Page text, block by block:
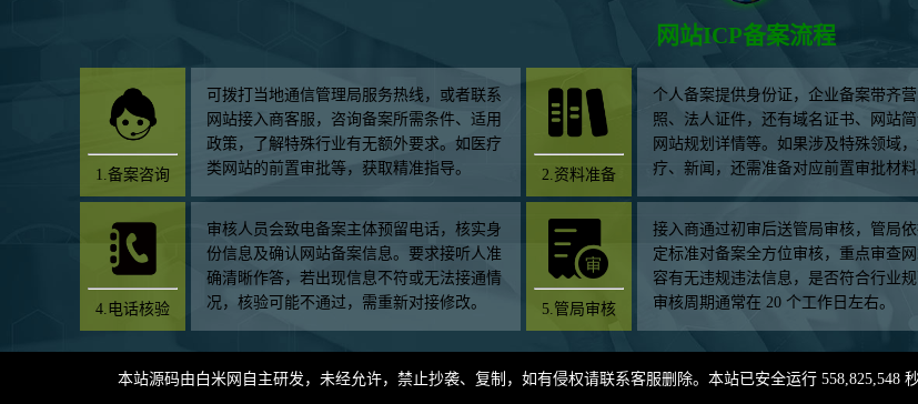
网站ICP备案流程
1.备案咨询
可拨打当地通信管理局服务热线，或者联系
网站接入商客服，咨询备案所需条件、适用
政策，了解特殊行业有无额外要求。如医疗
类网站的前置审批等，获取精准指导。
2.资料准备
个人备案提供身份证，企业备案带齐
照、法人证件，还有域名证书、网站简
网站规划详情等。如果涉及特殊领域
疗、新闻，还需准备对应前置审批材料
4.电话核验
审核人员会致电备案主体预留电话，核实身
份信息及确认网站备案信息。要求接听人准
确清晰作答，若出现信息不符或无法接通情
况，核验可能不通过，需重新对接修改。
5.管局审核
接入商通过初审后送管局审核，管局
定标准对备案全方位审核，重点审查
容有无违规违法信息，是否符合行业规
审核周期通常在 20 个工作日左右。
本站源码由 白米网 自主研发，未经允许，禁止抄袭、复制，如有侵权请联系客服删除。本站已安全运行 558,825,548 秒